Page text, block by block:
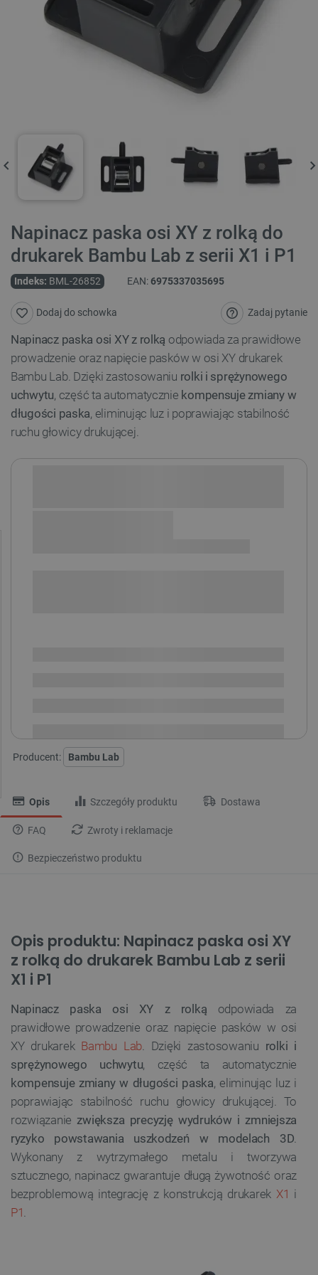
Napinacz paska osi XY z rolką do
drukarek Bambu Lab z serii X1 i P1
Indeks: BML-26852 EAN:6975337035695
Zadaj pytanie
Dodaj do schowka
Napinacz paska osi XY z rolką odpowiada za prawidłowe
prowadzenie oraz napięcie pasków w osi XY drukarek
Bambu Lab. Dzięki zastosowaniu rolki i sprężynowego
uchwytu, część ta automatycznie kompensuje zmiany w
długości paska, eliminując luz i poprawiając stabilność
ruchu głowicy drukującej.
Producent: Bambu Lab
Opis Szczegóły produktu Dostawa
FAQ Zwroty i reklamacje
Bezpieczeństwo produktu
Opis produktu: Napinacz paska osi XY
z rolką do drukarek Bambu Lab z serii
X1 i P1
Napinacz paska osi XY z rolką odpowiada za
prawidłowe prowadzenie oraz napięcie pasków w osi
XY drukarek Bambu Lab. Dzięki zastosowaniu rolki i
sprężynowego uchwytu, część ta automatycznie
kompensuje zmiany w długości paska, eliminując luz i
poprawiając stabilność ruchu głowicy drukującej. To
rozwiązaniezwiększa precyzję wydruków i zmniejsza
ryzyko powstawania uszkodzeń w modelach 3D.
Wykonany z wytrzymałego metalu i tworzywa
sztucznego, napinacz gwarantuje długą żywotność oraz
bezproblemową integrację z konstrukcją drukarek X1 i
P1.